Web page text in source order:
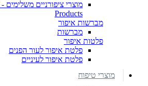
Products
מברשות איפור
מברשות
פלטות איפור
פלטת איפור לעור הפנים
פלטת איפור לעיניים
מוצרי טיפוח